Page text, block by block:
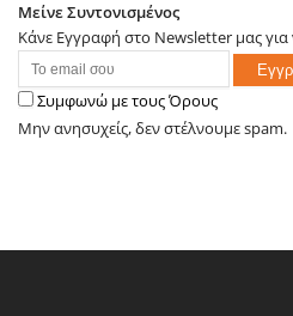
Μείνε Συντονισμένος
Κάνε Εγγραφή στο Newsletter μας για
Συμφωνώ με τους Όρους
Μην ανησυχείς, δεν στέλνουμε spam.